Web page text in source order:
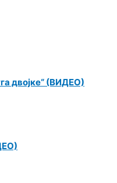
двојке“ (ВИДЕО)